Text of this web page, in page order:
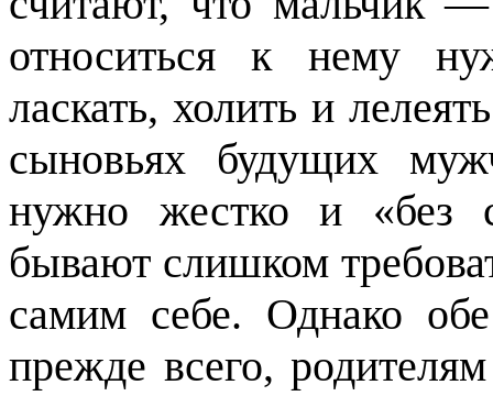
относиться к нему
ласкать, холить и
сыновьях будущих
нужно жестко и «без
бывают слишком
самим себе. Однако
прежде всего,